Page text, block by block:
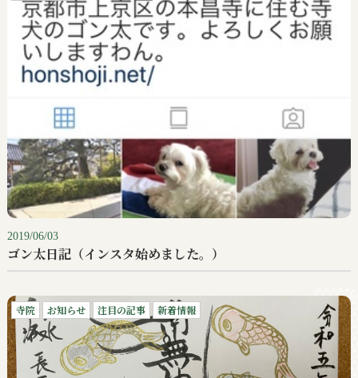
2019/06/03
ゴン太日記（インスタ始めました。）
寺院 お知らせ 注目の記事 新着情報